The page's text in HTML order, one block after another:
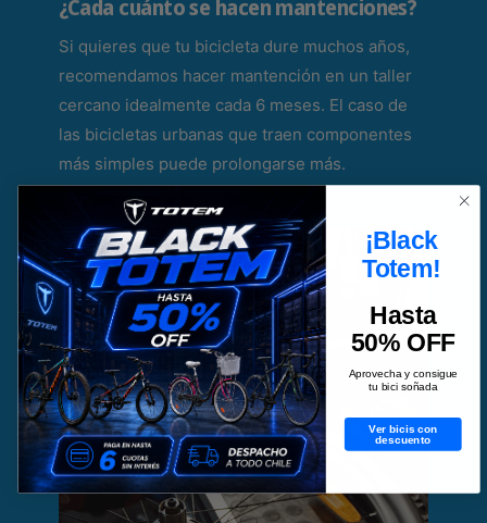
¿Cada cuánto se hacen mantenciones?
Si quieres que tu bicicleta dure muchos años,
recomendamos hacer mantención en un taller
cercano idealmente cada 6 meses. El caso de
las bicicletas urbanas que traen componentes
más simples puede prolongarse más.
¡Black
Totem!
Hasta
50% OFF
Aprovecha y consigue
tu bici soñada
Ver bicis con
descuento